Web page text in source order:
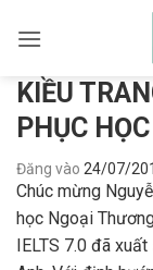
qua
dungKIỀU
PHỤC
Đăng vào 24/07/
Chúc mừng
học Ngoại
IELTS 7.0 đã